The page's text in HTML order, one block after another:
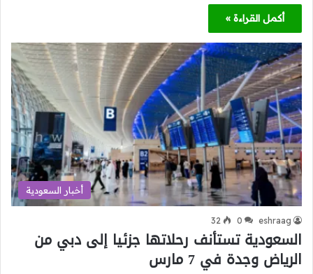
أكمل القراءة »
أخبار السعودية
eshraag
0
32
السعودية تستأنف رحلاتها جزئيا إلى دبي من
الرياض وجدة في 7 مارس